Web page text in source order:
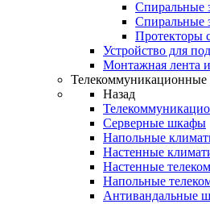
Протекторы
Устройство для
Монтажная лента
Назад
Серверные шкафы
Напольные
Настенные
Настенные
Напольные
Антивандальные